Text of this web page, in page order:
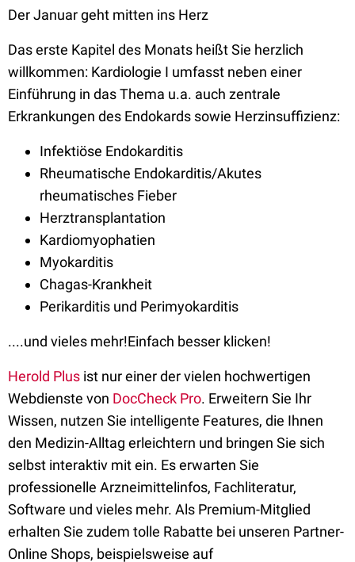
Der Januar geht mitten ins Herz
Das erste Kapitel des Monats heißt Sie herzlich
willkommen: Kardiologie I umfasst neben einer
Einführung in das Thema u.a. auch zentrale
Erkrankungen des Endokards sowie Herzinsuffizienz:
Infektiöse Endokarditis
Rheumatische Endokarditis/Akutes
rheumatisches Fieber
Herztransplantation
Kardiomyophatien
Myokarditis
Chagas-Krankheit
Perikarditis und Perimyokarditis
....und vieles mehr!Einfach besser klicken!
Herold Plus ist nur einer der vielen hochwertigen
Webdienste von DocCheck Pro. Erweitern Sie Ihr
Wissen, nutzen Sie intelligente Features, die Ihnen
den Medizin-Alltag erleichtern und bringen Sie sich
selbst interaktiv mit ein. Es erwarten Sie
professionelle Arzneimittelinfos, Fachliteratur,
Software und vieles mehr. Als Premium-Mitglied
erhalten Sie zudem tolle Rabatte bei unseren Partner-
Online Shops, beispielsweise auf